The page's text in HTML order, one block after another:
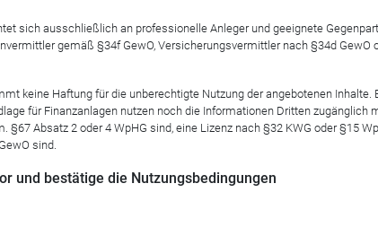
348 Nie wieder Baisse? Oder
Falle und das Depot der
346 Energiewende & Sachwerte
345 Business as (un-)usual: die
sich ausschließlich an professionelle Anleger und geeignete
gemäß §34f GewO, Versicherungsvermittler nach §34d
keine Haftung für die unberechtigte Nutzung der angebotenen
für Finanzanlagen nutzen noch die Informationen Dritten
§67 Absatz 2 oder 4 WpHG sind, eine Lizenz nach §32 KWG oder §15
sind.
und bestätige die Nutzungsbedingungen